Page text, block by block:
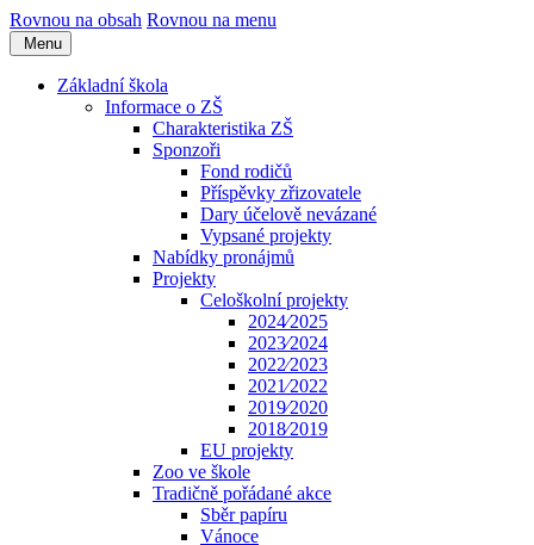
Rovnou na obsah Rovnou na menu
Menu
Základní škola
Informace o ZŠ
Charakteristika ZŠ
Sponzoři
Fond rodičů
Příspěvky zřizovatele
Dary účelově nevázané
Vypsané projekty
Nabídky pronájmů
Projekty
Celoškolní projekty
2024⁄2025
2023⁄2024
2022⁄2023
2021⁄2022
2019⁄2020
2018⁄2019
EU projekty
Zoo ve škole
Tradičně pořádané akce
Sběr papíru
Vánoce